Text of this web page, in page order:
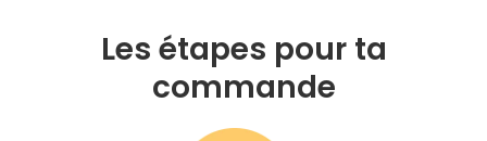
Les étapes pour ta
commande